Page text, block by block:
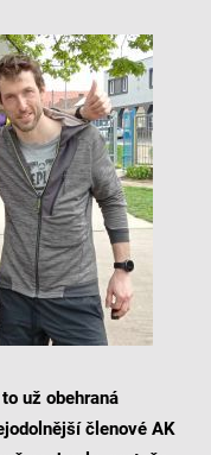
už obehraná
členové AK